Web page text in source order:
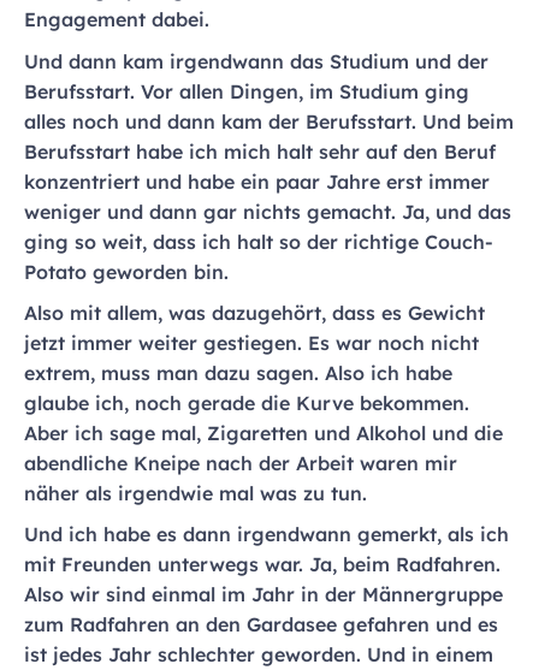
Engagement dabei.
Und dann kam irgendwann das Studium und der
Berufsstart. Vor allen Dingen, im Studium ging
alles noch und dann kam der Berufsstart. Und beim
Berufsstart habe ich mich halt sehr auf den Beruf
konzentriert und habe ein paar Jahre erst immer
weniger und dann gar nichts gemacht. Ja, und das
ging so weit, dass ich halt so der richtige Couch-
Potato geworden bin.
Also mit allem, was dazugehört, dass es Gewicht
jetzt immer weiter gestiegen. Es war noch nicht
extrem, muss man dazu sagen. Also ich habe
glaube ich, noch gerade die Kurve bekommen.
Aber ich sage mal, Zigaretten und Alkohol und die
abendliche Kneipe nach der Arbeit waren mir
näher als irgendwie mal was zu tun.
Und ich habe es dann irgendwann gemerkt, als ich
mit Freunden unterwegs war. Ja, beim Radfahren.
Also wir sind einmal im Jahr in der Männergruppe
zum Radfahren an den Gardasee gefahren und es
ist jedes Jahr schlechter geworden. Und in einem